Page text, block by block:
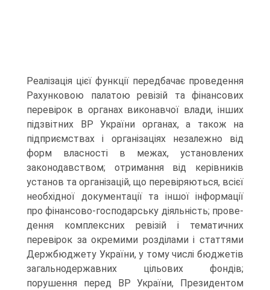
Реалізація цієї функції передбачає проведення
Рахунковою палатою ревізій та фінансових
перевірок в органах виконавчої влади, інших
підзвітних ВР України органах, а також на
підприємствах і організаціях незалежно від
форм власності в межах, установлених
законодавством; отримання від керівників
установ та організацій, що перевіряються, всієї
необхідної документації та іншої інформації
про фінансово-господарську діяльність; прове­
дення комплексних ревізій і тематичних
перевірок за окремими розділами і статтями
Держбюджету України, у тому числі бюджетів
загальнодержавних цільових фондів;
порушення перед ВР України, Президентом